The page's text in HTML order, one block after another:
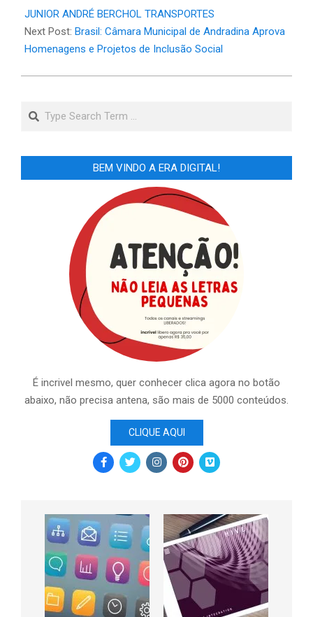
JUNIOR ANDRÉ BERCHOL TRANSPORTES
Next Post: Brasil: Câmara Municipal de Andradina Aprova
Homenagens e Projetos de Inclusão Social
BEM VINDO A ERA DIGITAL!
É incrivel mesmo, quer conhecer clica agora no botão
abaixo, não precisa antena, são mais de 5000 conteúdos.
CLIQUE AQUI